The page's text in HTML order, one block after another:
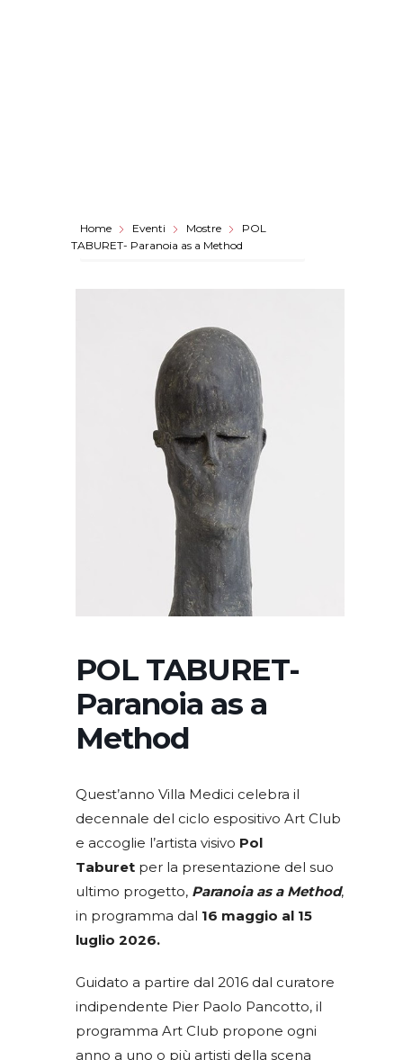
Home Eventi Mostre
POL
TABURET- Paranoia as a Method
POL TABURET-
Paranoia as a
Method
Quest’anno Villa Medici celebra il
decennale del ciclo espositivo Art Club
e accoglie l’artista visivo Pol
Taburet per la presentazione del suo
ultimo progetto, Paranoia as a Method,
in programma dal 16 maggio al 15
luglio 2026.
Guidato a partire dal 2016 dal curatore
indipendente Pier Paolo Pancotto, il
programma Art Club propone ogni
anno a uno o più artisti della scena